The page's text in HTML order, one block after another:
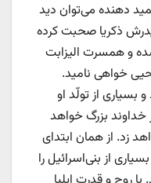
دهنده می‌توان دید
پدرش ذکریا صحبت کرده
و همسرت الیزابت
خواهی نامید.
از تولّد او
خداوند بزرگ خواهد
زد. از همان ابتدای
از بنی‌اسرائیل را